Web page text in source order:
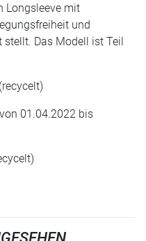
Longsleeve mit
und
Das Modell ist Teil
01.04.2022 bis